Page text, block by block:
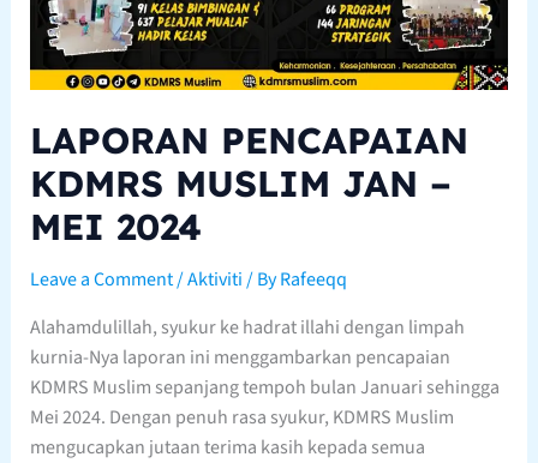
LAPORAN PENCAPAIAN
KDMRS MUSLIM JAN –
MEI 2024
Leave a Comment/Aktiviti/ ByRafeeqq
Alahamdulillah, syukur ke hadrat illahi dengan limpah
kurnia-Nya laporan ini menggambarkan pencapaian
KDMRS Muslim sepanjang tempoh bulan Januari sehingga
Mei 2024. Dengan penuh rasa syukur, KDMRS Muslim
mengucapkan jutaan terima kasih kepada semua
MEI
2024